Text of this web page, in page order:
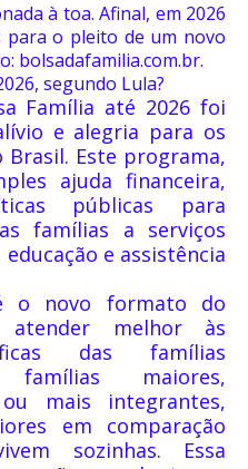
à toa. Afinal, em 2026
para o pleito de um novo
bolsadafamilia.com.br.
segundo Lula?
Família até 2026 foi
e alegria para os
Este programa,
ajuda financeira,
públicas para
famílias a serviços
e assistência
o novo formato do
atender melhor às
das famílias
famílias maiores,
mais integrantes,
em comparação
sozinhas. Essa